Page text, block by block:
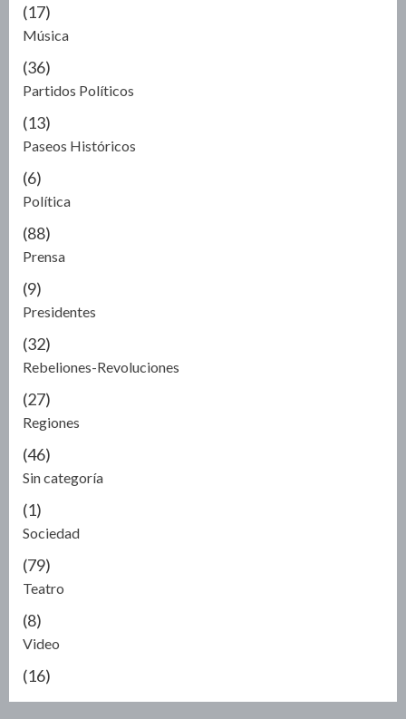
(17)
Música
(36)
Partidos Políticos
(13)
Paseos Históricos
(6)
Política
(88)
Prensa
(9)
Presidentes
(32)
Rebeliones-Revoluciones
(27)
Regiones
(46)
Sin categoría
(1)
Sociedad
(79)
Teatro
(8)
Video
(16)